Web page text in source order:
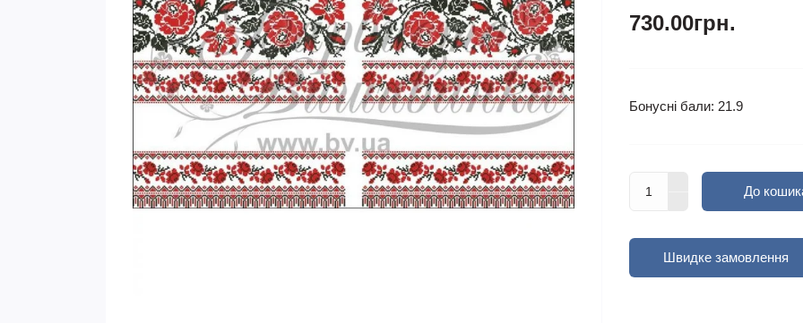
730.00грн.
Бонусні бали: 21.9
До
Швидке замовлення